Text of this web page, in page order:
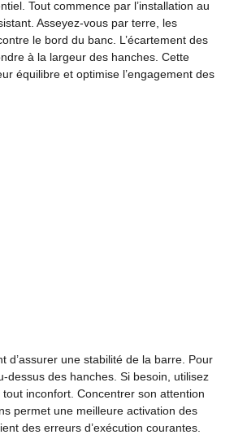
Tout commence par l’installation au
Asseyez-vous par terre, les
le bord du banc. L’écartement des
à la largeur des hanches. Cette
équilibre et optimise l’engagement des
d’assurer une stabilité de la barre. Pour
dessus des hanches. Si besoin, utilisez
inconfort. Concentrer son attention
permet une meilleure activation des
des erreurs d’exécution courantes.